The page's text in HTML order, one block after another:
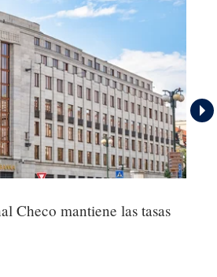
Checo mantiene las tasas